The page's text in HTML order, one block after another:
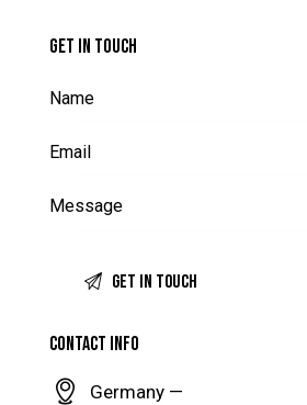
GET IN TOUCH
CONTACT INFO
Germany —